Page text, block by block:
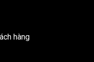
hàng